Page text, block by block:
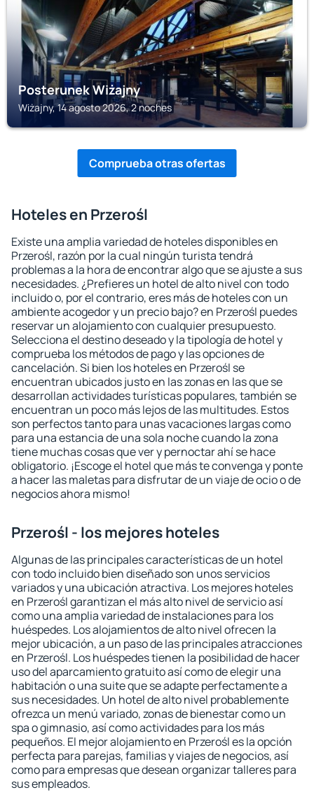
Posterunek Wiżajny
Wiżajny, 14 agosto 2026, 2 noches
Comprueba otras ofertas
Hoteles en Przerośl
Existe una amplia variedad de hoteles disponibles en
Przerośl, razón por la cual ningún turista tendrá
problemas a la hora de encontrar algo que se ajuste a sus
necesidades. ¿Prefieres un hotel de alto nivel con todo
incluido o, por el contrario, eres más de hoteles con un
ambiente acogedor y un precio bajo? en Przerośl puedes
reservar un alojamiento con cualquier presupuesto.
Selecciona el destino deseado y la tipología de hotel y
comprueba los métodos de pago y las opciones de
cancelación. Si bien los hoteles en Przerośl se
encuentran ubicados justo en las zonas en las que se
desarrollan actividades turísticas populares, también se
encuentran un poco más lejos de las multitudes. Estos
son perfectos tanto para unas vacaciones largas como
para una estancia de una sola noche cuando la zona
tiene muchas cosas que ver y pernoctar ahí se hace
obligatorio. ¡Escoge el hotel que más te convenga y ponte
a hacer las maletas para disfrutar de un viaje de ocio o de
negocios ahora mismo!
Przerośl - los mejores hoteles
Algunas de las principales características de un hotel
con todo incluido bien diseñado son unos servicios
variados y una ubicación atractiva. Los mejores hoteles
en Przerośl garantizan el más alto nivel de servicio así
como una amplia variedad de instalaciones para los
huéspedes. Los alojamientos de alto nivel ofrecen la
mejor ubicación, a un paso de las principales atracciones
en Przerośl. Los huéspedes tienen la posibilidad de hacer
uso del aparcamiento gratuito así como de elegir una
habitación o una suite que se adapte perfectamente a
sus necesidades. Un hotel de alto nivel probablemente
ofrezca un menú variado, zonas de bienestar como un
spa o gimnasio, así como actividades para los más
pequeños. El mejor alojamiento en Przerośl es la opción
perfecta para parejas, familias y viajes de negocios, así
como para empresas que desean organizar talleres para
sus empleados.